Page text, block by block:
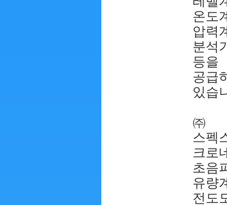
온도
압력
분석
등을
공급
있습
㈜
스펙
크로
초음
유량
전도